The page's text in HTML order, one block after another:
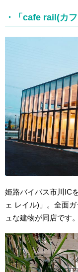
・「cafe rail(カフ
姫路バイパス市川IC
ェ レイル)」。全面
ュな建物が同店です。